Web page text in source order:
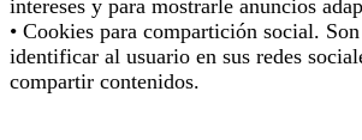
intereses y para mostrarle anuncios
• Cookies para compartición social. Son
identificar al usuario en sus redes
compartir contenidos.